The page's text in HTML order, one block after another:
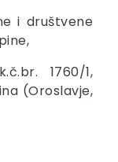
i društvene
1760/1,
(Oroslavje,